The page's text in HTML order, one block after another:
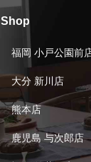
Shop
福岡 小戸公園前
大分 新川店
熊本店
鹿児島 与次郎店